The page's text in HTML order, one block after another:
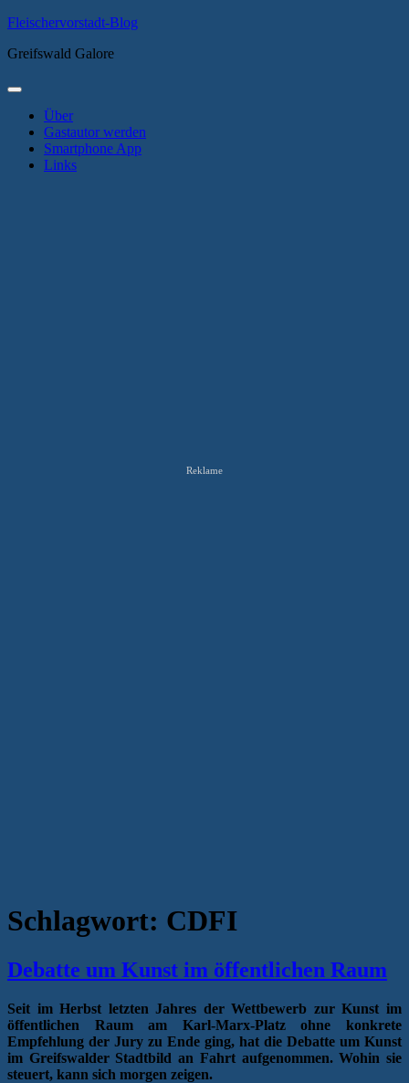
Zum
springen
Fleischervorstadt-Blog
Greifswald Galore
Primäres
Über
Gastautor werden
Smartphone App
Links
Reklame
Schlagwort: CDFI
Debatte um Kunst im öffentlichen Raum
Seit im Herbst letzten Jahres der Wettbewerb zur Kunst im
öffentlichen Raum am Karl-Marx-Platz ohne konkrete
Empfehlung der Jury zu Ende ging, hat die Debatte um Kunst
im Greifswalder Stadtbild an Fahrt aufgenommen. Wohin sie
steuert, kann sich morgen zeigen.